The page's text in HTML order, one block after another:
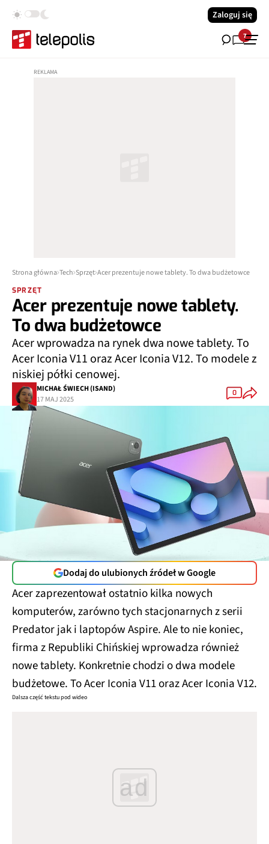
Zaloguj się
7
Strona główna Tech Sprzęt Acer prezentuje nowe tablety. To dwa budżetowce
SPRZĘT
Acer prezentuje nowe tablety.
To dwa budżetowce
Acer wprowadza na rynek dwa nowe tablety. To
Acer Iconia V11 oraz Acer Iconia V12. To modele z
niskiej półki cenowej.
MICHAŁ ŚWIECH (ISAND)
17 MAJ 2025
0
Dodaj do ulubionych źródeł w Google
Acer zaprezentował ostatnio kilka nowych
komputerów, zarówno tych stacjonarnych z serii
Predator jak i laptopów Aspire. Ale to nie koniec,
firma z Republiki Chińskiej wprowadza również
nowe tablety. Konkretnie chodzi o dwa modele
budżetowe. To Acer Iconia V11 oraz Acer Iconia V12.
Dalsza część tekstu pod wideo
ad